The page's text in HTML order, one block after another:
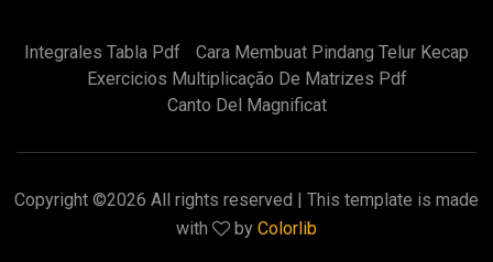
Integrales Tabla Pdf
Cara Membuat Pindang Telur Kecap
Exercicios Multiplicação De Matrizes Pdf
Canto Del Magnificat
Copyright ©2026 All rights reserved | This template is made
with
by Colorlib